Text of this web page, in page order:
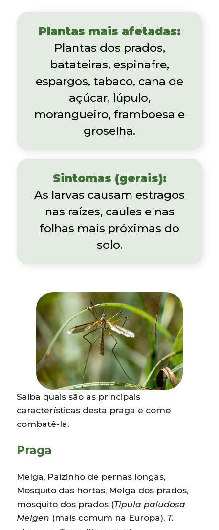
Plantas mais afetadas:
Plantas dos prados,
batateiras, espinafre,
espargos, tabaco, cana de
açúcar, lúpulo,
morangueiro, framboesa e
groselha.
Sintomas (gerais):
As larvas causam estragos
nas raízes, caules e nas
folhas mais próximas do
solo.
Saiba quais são as principais
características desta praga e como
combatê-la.
Praga
Melga, Paizinho de pernas longas,
Mosquito das hortas, Melga dos prados,
mosquito dos prados (Tipula paludosa
Meigen (mais comum na Europa), T.